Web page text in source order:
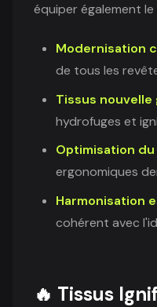
équiper également le
Modernisation
de tous les
Tissus nouvelle
hydrofuges et
Optimisation
ergonomiques
Harmonisation
cohérent avec
🔥 Tissus